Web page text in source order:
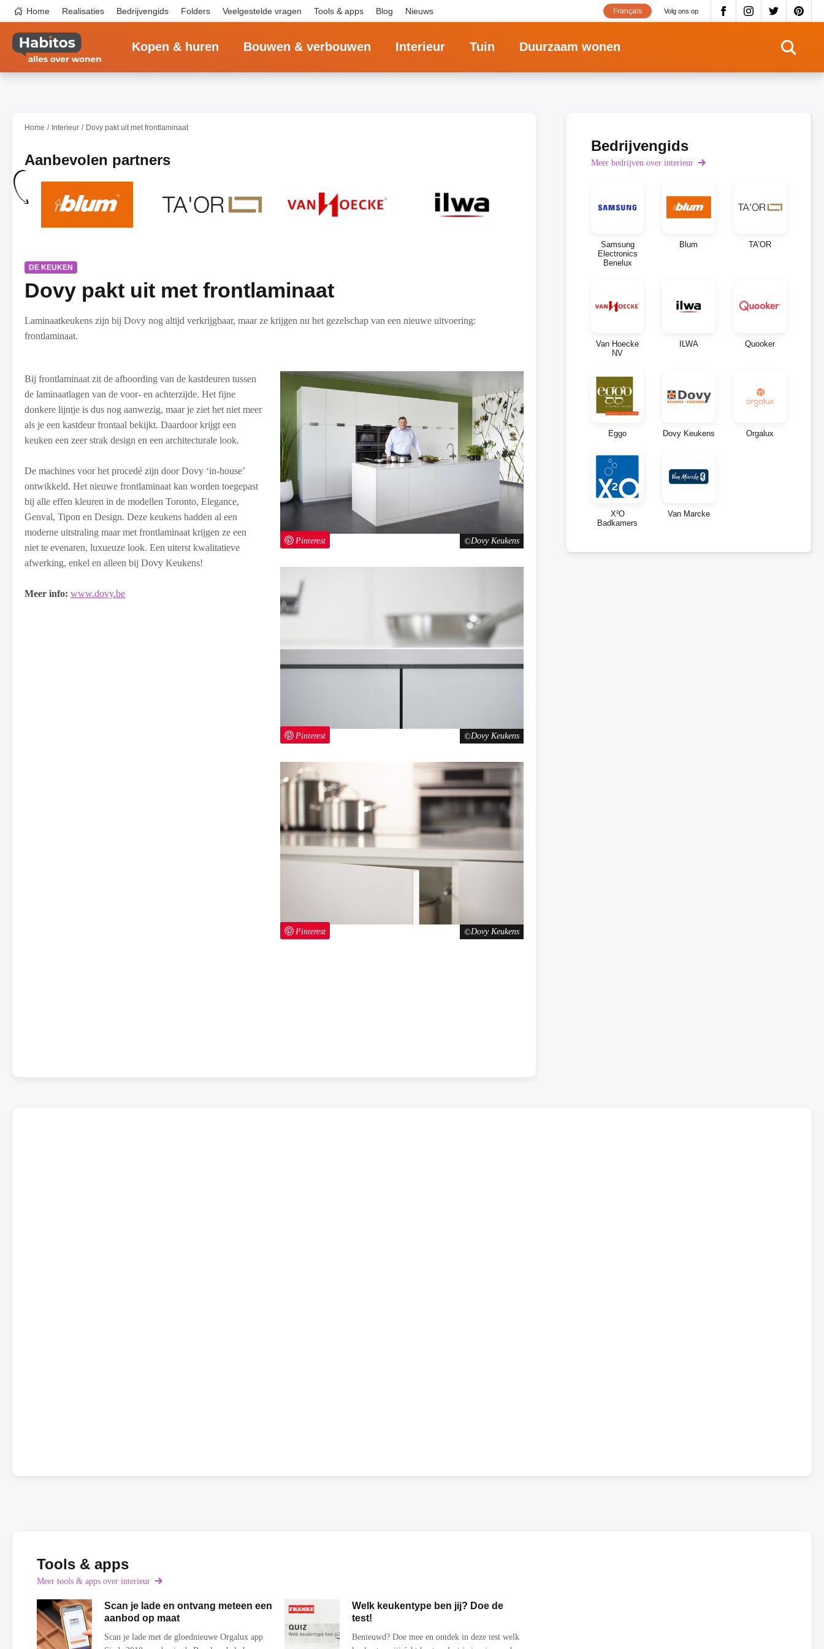
naar
inhoud
gaan
Top
navigation
Home Realisaties Bedrijvengids Folders Veelgestelde vragen Tools & apps Blog Nieuws Volg ons op
Français
Kopen & huren Bouwen & verbouwen Interieur Tuin Duurzaam wonen
Home Interieur Dovy pakt uit met frontlaminaat
Aanbevolen partners
DE KEUKEN
Dovy pakt uit met frontlaminaat
Laminaatkeukens zijn bij Dovy nog altijd verkrijgbaar, maar ze krijgen nu het gezelschap van een nieuwe uitvoering:
frontlaminaat.
Dovy Keukens
Pinterest
Dovy Keukens
Pinterest
Dovy Keukens
Pinterest
Bij frontlaminaat zit de afboording van de kastdeuren tussen
de laminaatlagen van de voor- en achterzijde. Het fijne
donkere lijntje is dus nog aanwezig, maar je ziet het niet meer
als je een kastdeur frontaal bekijkt. Daardoor krijgt een
keuken een zeer strak design en een architecturale look.
De machines voor het procedé zijn door Dovy ‘in-house’
ontwikkeld. Het nieuwe frontlaminaat kan worden toegepast
bij alle effen kleuren in de modellen Toronto, Elegance,
Genval, Tipon en Design. Deze keukens hadden al een
moderne uitstraling maar met frontlaminaat krijgen ze een
niet te evenaren, luxueuze look. Een uiterst kwalitatieve
afwerking, enkel en alleen bij Dovy Keukens!
Meer info: www.dovy.be
Bedrijvengids
Meer bedrijven over interieur
Samsung
Electronics
Benelux
Blum TA’OR
Van Hoecke
NV
ILWA Quooker
Eggo Dovy Keukens Orgalux
X²O
Badkamers
Van Marcke
Tools & apps
Meer tools & apps over interieur
Scan je lade en ontvang meteen een
aanbod op maat
Scan je lade met de gloednieuwe Orgalux app
Welk keukentype ben jij? Doe de
test!
Benieuwd? Doe mee en ontdek in deze test welk